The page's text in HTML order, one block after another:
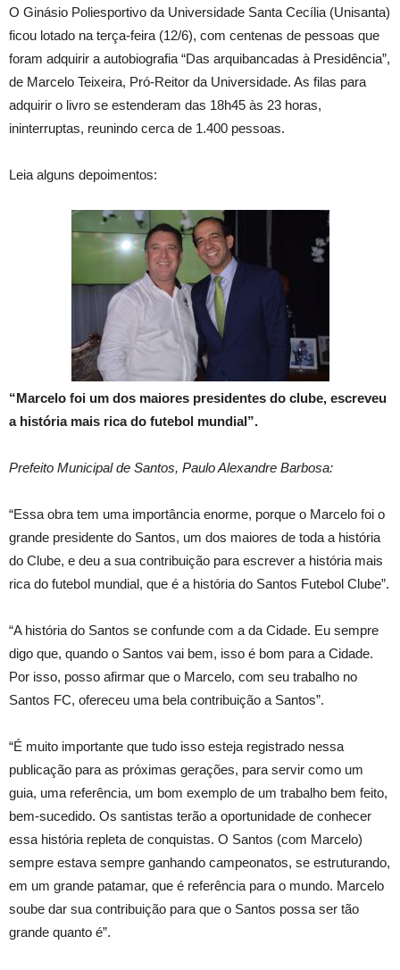
O Ginásio Poliesportivo da Universidade Santa Cecília (Unisanta)
ficou lotado na terça-feira (12/6), com centenas de pessoas que
foram adquirir a autobiografia “Das arquibancadas à Presidência”,
de Marcelo Teixeira, Pró-Reitor da Universidade. As filas para
adquirir o livro se estenderam das 18h45 às 23 horas,
ininterruptas, reunindo cerca de 1.400 pessoas.
Leia alguns depoimentos:
“Marcelo foi um dos maiores presidentes do clube, escreveu
a história mais rica do futebol mundial”.
Prefeito Municipal de Santos, Paulo Alexandre Barbosa:
“Essa obra tem uma importância enorme, porque o Marcelo foi o
grande presidente do Santos, um dos maiores de toda a história
do Clube, e deu a sua contribuição para escrever a história mais
rica do futebol mundial, que é a história do Santos Futebol Clube”.
“A história do Santos se confunde com a da Cidade. Eu sempre
digo que, quando o Santos vai bem, isso é bom para a Cidade.
Por isso, posso afirmar que o Marcelo, com seu trabalho no
Santos FC, ofereceu uma bela contribuição a Santos”.
“É muito importante que tudo isso esteja registrado nessa
publicação para as próximas gerações, para servir como um
guia, uma referência, um bom exemplo de um trabalho bem feito,
bem-sucedido. Os santistas terão a oportunidade de conhecer
essa história repleta de conquistas. O Santos (com Marcelo)
sempre estava sempre ganhando campeonatos, se estruturando,
em um grande patamar, que é referência para o mundo. Marcelo
soube dar sua contribuição para que o Santos possa ser tão
grande quanto é”.